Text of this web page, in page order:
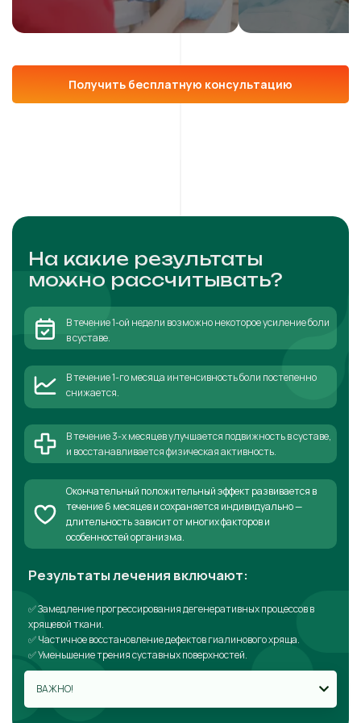
Получить бесплатную консультацию
На какие результаты
можно рассчитывать?
В течение 1-ой недели возможно некоторое усиление боли
в суставе.
В течение 1-го месяца интенсивность боли постепенно
снижается.
В течение 3-х месяцев улучшается подвижность в суставе,
и восстанавливается физическая активность.
Окончательный положительный эффект развивается в
течение 6 месяцев и сохраняется индивидуально —
длительность зависит от многих факторов и
особенностей организма.
Результаты лечения включают:
✅ Замедление прогрессирования дегенеративных процессов в
хрящевой ткани.
✅ Частичное восстановление дефектов гиалинового хряща.
✅ Уменьшение трения суставных поверхностей.
ВАЖНО!